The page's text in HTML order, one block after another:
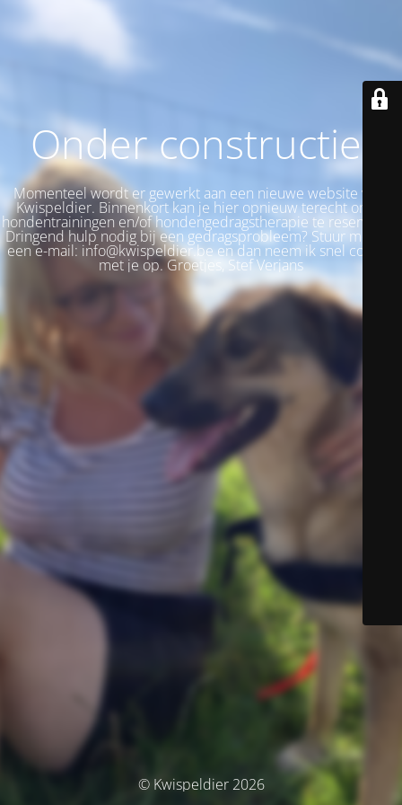
Onder constructie!
Momenteel wordt er gewerkt aan een nieuwe website voor
Kwispeldier. Binnenkort kan je hier opnieuw terecht om je
hondentrainingen en/of hondengedragstherapie te reserveren.
Dringend hulp nodig bij een gedragsprobleem? Stuur me dan
een e-mail: info@kwispeldier.be en dan neem ik snel contact
met je op. Groetjes, Stef Verjans
© Kwispeldier 2026